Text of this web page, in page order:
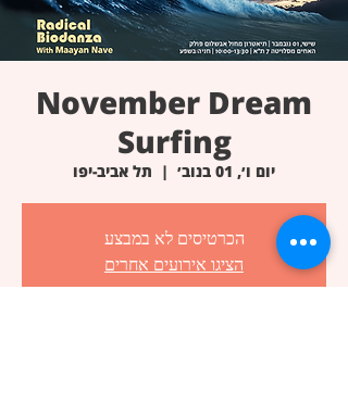
November Dream
Surfing
יום ו׳, 01 בנוב׳
  |
תל אביב-יפו
הכרטיסים לא במבצע
הציגו אירועים אחרים